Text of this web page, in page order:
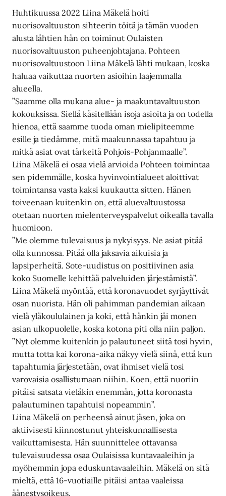
Huhtikuussa 2022 Liina Mäkelä hoiti
nuorisovaltuuston sihteerin töitä ja tämän vuoden
alusta lähtien hän on toiminut Oulaisten
nuorisovaltuuston puheenjohtajana. Pohteen
nuorisovaltuustoon Liina Mäkelä lähti mukaan, koska
haluaa vaikuttaa nuorten asioihin laajemmalla
alueella.
”Saamme olla mukana alue- ja maakuntavaltuuston
kokouksissa. Siellä käsitellään isoja asioita ja on todella
hienoa, että saamme tuoda oman mielipiteemme
esille ja tiedämme, mitä maakunnassa tapahtuu ja
mitkä asiat ovat tärkeitä Pohjois-Pohjanmaalle”.
Liina Mäkelä ei osaa vielä arvioida Pohteen toimintaa
sen pidemmälle, koska hyvinvointialueet aloittivat
toimintansa vasta kaksi kuukautta sitten. Hänen
toiveenaan kuitenkin on, että aluevaltuustossa
otetaan nuorten mielenterveyspalvelut oikealla tavalla
huomioon.
”Me olemme tulevaisuus ja nykyisyys. Ne asiat pitää
olla kunnossa. Pitää olla jaksavia aikuisia ja
lapsiperheitä. Sote-uudistus on positiivinen asia
koko Suomelle kehittää palveluiden järjestämistä”.
Liina Mäkelä myöntää, että koronavuodet syrjäyttivät
osan nuorista. Hän oli pahimman pandemian aikaan
vielä yläkoululainen ja koki, että hänkin jäi monen
asian ulkopuolelle, koska kotona piti olla niin paljon.
”Nyt olemme kuitenkin jo palautuneet siitä tosi hyvin,
mutta totta kai korona-aika näkyy vielä siinä, että kun
tapahtumia järjestetään, ovat ihmiset vielä tosi
varovaisia osallistumaan niihin. Koen, että nuoriin
pitäisi satsata vieläkin enemmän, jotta koronasta
palautuminen tapahtuisi nopeammin”.
Liina Mäkelä on perheensä ainut jäsen, joka on
aktiivisesti kiinnostunut yhteiskunnallisesta
vaikuttamisesta. Hän suunnittelee ottavansa
tulevaisuudessa osaa Oulaisissa kuntavaaleihin ja
myöhemmin jopa eduskuntavaaleihin. Mäkelä on sitä
mieltä, että 16-vuotiaille pitäisi antaa vaaleissa
äänestysoikeus.